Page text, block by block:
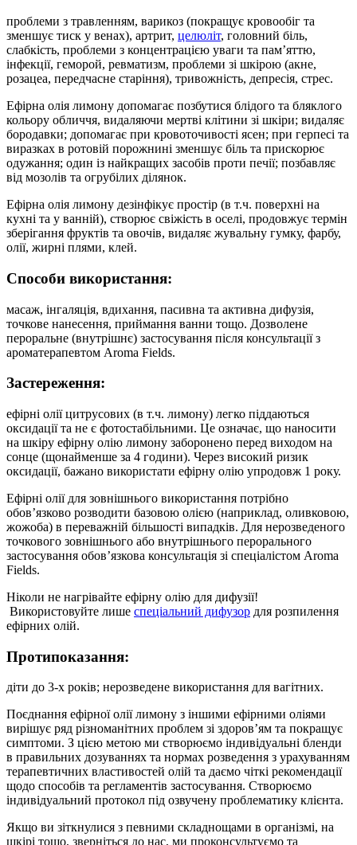
проблеми з травленням, варикоз (покращує кровообіг та
зменшує тиск у венах), артрит, целюліт, головний біль,
слабкість, проблеми з концентрацією уваги та пам’яттю,
інфекції, геморой, ревматизм, проблеми зі шкірою (акне,
розацеа, передчасне старіння), тривожність, депресія, стрес.
Ефірна олія лимону допомагає позбутися блідого та бляклого
кольору обличчя, видаляючи мертві клітини зі шкіри; видаляє
бородавки; допомагає при кровоточивості ясен; при герпесі та
виразках в ротовій порожнині зменшує біль та прискорює
одужання; один із найкращих засобів проти печії; позбавляє
від мозолів та огрубілих ділянок.
Ефірна олія лимону дезінфікує простір (в т.ч. поверхні на
кухні та у ванній), створює свіжість в оселі, продовжує термін
зберігання фруктів та овочів, видаляє жувальну гумку, фарбу,
олії, жирні плями, клей.
Способи використання:
масаж, інгаляція, вдихання, пасивна та активна дифузія,
точкове нанесення, приймання ванни тощо. Дозволене
пероральне (внутрішнє) застосування після консультації з
ароматерапевтом Aroma Fields.
Застереження:
ефірні олії цитрусових (в т.ч. лимону) легко піддаються
оксидації та не є фотостабільними. Це означає, що наносити
на шкіру ефірну олію лимону заборонено перед виходом на
сонце (щонайменше за 4 години). Через високий ризик
оксидації, бажано використати ефірну олію упродовж 1 року.
Ефірні олії для зовнішнього використання потрібно
обов’язково розводити базовою олією (наприклад, оливковою,
жожоба) в переважній більшості випадків. Для нерозведеного
точкового зовнішнього або внутрішнього перорального
застосування обов’язкова консультація зі спеціалістом Aroma
Fields.
Ніколи не нагрівайте ефірну олію для дифузії!
Використовуйте лише спеціальний дифузор для розпилення
ефірних олій.
Протипоказання:
діти до 3-х років; нерозведене використання для вагітних.
Поєднання ефірної олії лимону з іншими ефірними оліями
вирішує ряд різноманітних проблем зі здоров’ям та покращує
симптоми. З цією метою ми створюємо індивідуальні бленди
в правильних дозуваннях та нормах розведення з урахуванням
терапевтичних властивостей олій та даємо чіткі рекомендації
щодо способів та регламентів застосування. Створюємо
індивідуальний протокол під озвучену проблематику клієнта.
Якщо ви зіткнулися з певними складнощами в організмі, на
шкірі тощо, зверніться до нас, ми проконсультуємо та